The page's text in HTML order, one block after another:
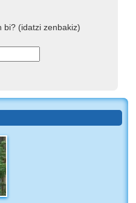
bi? (idatzi zenbakiz)